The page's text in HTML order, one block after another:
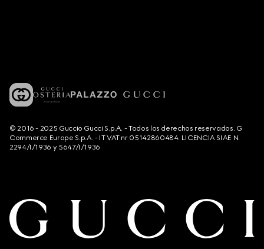
© 2016 - 2025 Guccio Gucci S.p.A. - Todos los derechos reservados. G
Commerce Europe S.p.A. - IT VAT nr 05142860484. LICENCIA SIAE N.
2294/I/1936 y 5647/I/1936